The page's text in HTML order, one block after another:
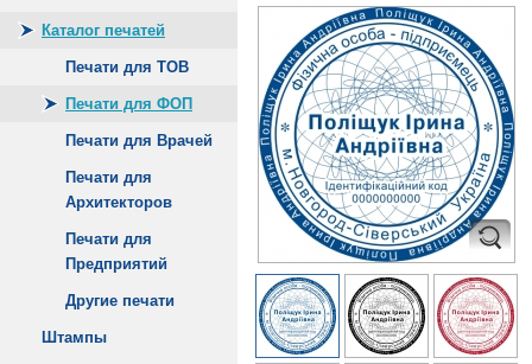
Каталог печатей
Печати для ТОВ
Печати для ФОП
Печати для Врачей
Печати для
Архитекторов
Печати для
Предприятий
Другие печати
Штампы